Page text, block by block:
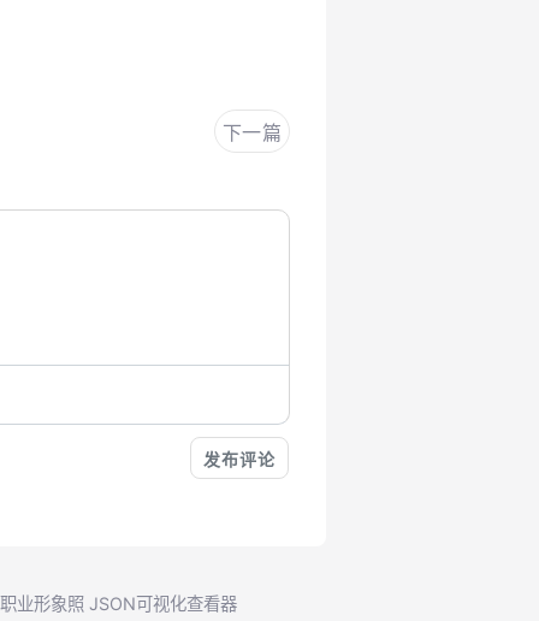
下一篇
业形象照 JSON可视化查看器